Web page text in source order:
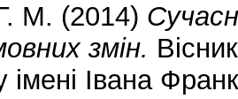
М. (2014)
змін.
імені Івана